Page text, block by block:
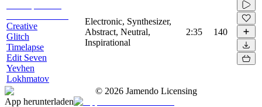
Creative
Glitch
Timelapse
Edit Seven
Yevhen
Lokhmatov
Electronic, Synthesizer,
Abstract, Neutral,
Inspirational
2:35 140
© 2026 Jamendo Licensing
App herunterladen